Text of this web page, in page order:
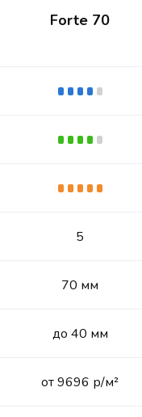
Forte 70
5
70 мм
до 40 мм
от 9696 р/м²